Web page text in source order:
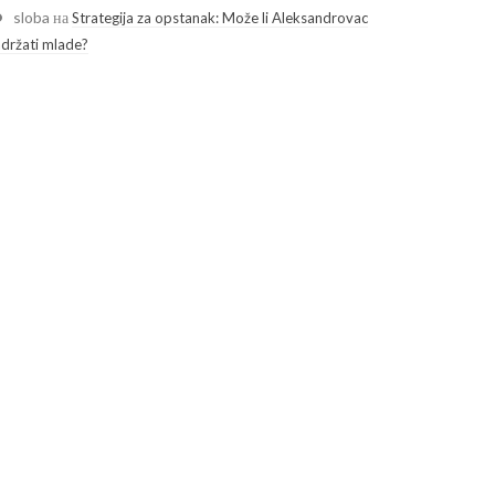
sloba наStrategija za opstanak: Može li Aleksandrovac
mlade?